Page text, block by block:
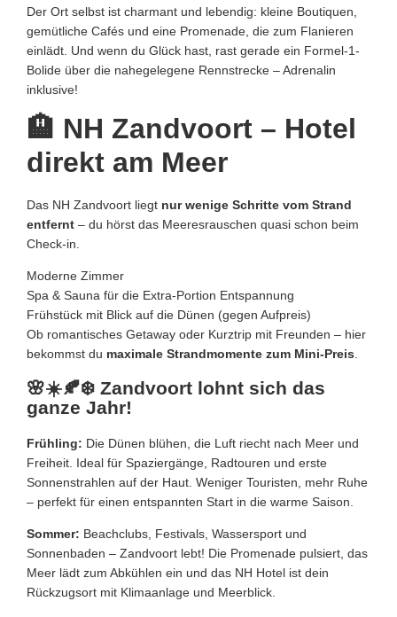
Der Ort selbst ist charmant und lebendig: kleine Boutiquen,
gemütliche Cafés und eine Promenade, die zum Flanieren
einlädt. Und wenn du Glück hast, rast gerade ein Formel-1-
Bolide über die nahegelegene Rennstrecke – Adrenalin
inklusive!
🏨 NH Zandvoort – Hotel
direkt am Meer
Das NH Zandvoort liegt nur wenige Schritte vom Strand
entfernt – du hörst das Meeresrauschen quasi schon beim
Check-in.
Moderne Zimmer
Spa & Sauna für die Extra-Portion Entspannung
Frühstück mit Blick auf die Dünen (gegen Aufpreis)
Ob romantisches Getaway oder Kurztrip mit Freunden – hier
bekommst du maximale Strandmomente zum Mini-Preis
🌸☀️🍂❄️ Zandvoort lohnt sich das
ganze Jahr!
Frühling: Die Dünen blühen, die Luft riecht nach Meer und
Freiheit. Ideal für Spaziergänge, Radtouren und erste
Sonnenstrahlen auf der Haut. Weniger Touristen, mehr Ruhe
– perfekt für einen entspannten Start in die warme Saison.
Sommer: Beachclubs, Festivals, Wassersport und
Sonnenbaden – Zandvoort lebt! Die Promenade pulsiert, das
Meer lädt zum Abkühlen ein und das NH Hotel ist dein
Rückzugsort mit Klimaanlage und Meerblick.